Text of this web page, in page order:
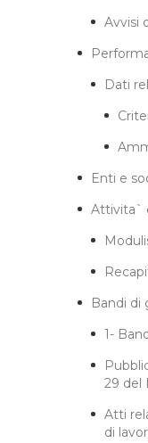
Avvisi
Dati
Enti e
Attivita`
Bandi di
1-
29 del
Atti
di